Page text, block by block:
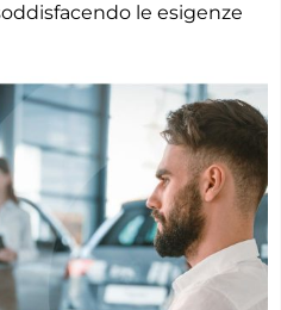
le esigenze